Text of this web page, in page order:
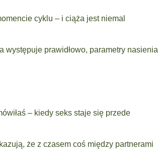
cyklu – i ciąża jest niemal
prawidłowo, parametry nasienia
– kiedy seks staje się przede
że z czasem coś między partnerami